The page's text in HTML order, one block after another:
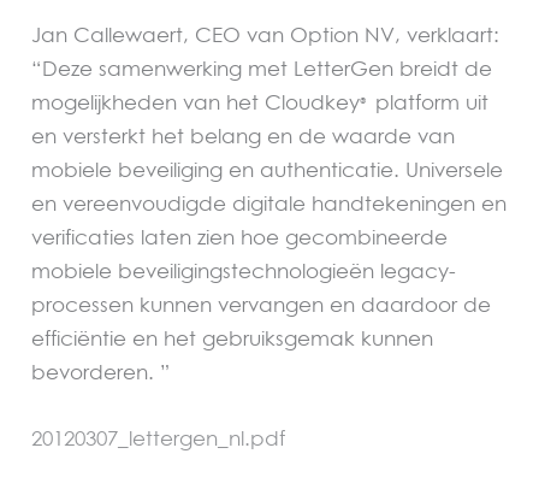
Jan Callewaert, CEO van Option NV, verklaart:
“Deze samenwerking met LetterGen breidt de
mogelijkheden van het Cloudkey® platform uit
en versterkt het belang en de waarde van
mobiele beveiliging en authenticatie. Universele
en vereenvoudigde digitale handtekeningen en
verificaties laten zien hoe gecombineerde
mobiele beveiligingstechnologieën legacy-
processen kunnen vervangen en daardoor de
efficiëntie en het gebruiksgemak kunnen
bevorderen. ”
20120307_lettergen_nl.pdf